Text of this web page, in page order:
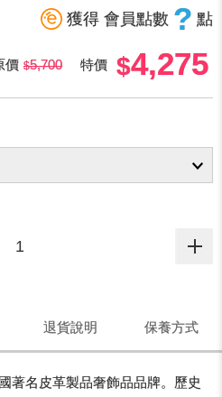
獲得 會員點數 ? 點
價 5,700 特價 4,275
退貨說明 保養方式
著名皮革製品奢飾品品牌。歷史